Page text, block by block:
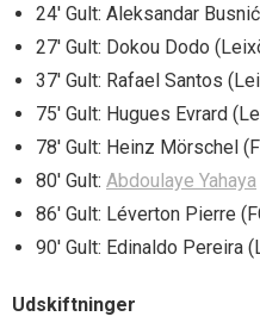
24′ Gult: Aleksandar
27′ Gult: Dokou Dodo
37′ Gult: Rafael Santos
75′ Gult: Hugues Evrard
78′ Gult: Heinz Mörschel
80′ Gult: Abdoulaye Yahaya
86′ Gult: Léverton Pierre
90′ Gult: Edinaldo Pereira
Udskiftninger